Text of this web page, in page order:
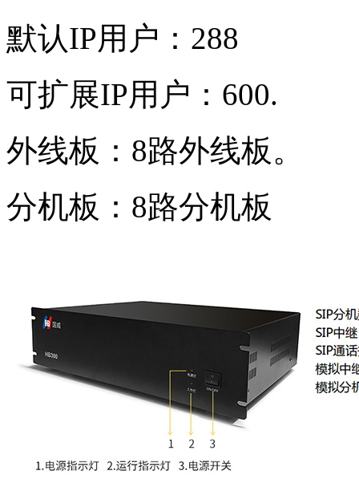
默认IP用户：288
可扩展IP用户：600.
外线板：8路外线板。
分机板：8路分机板